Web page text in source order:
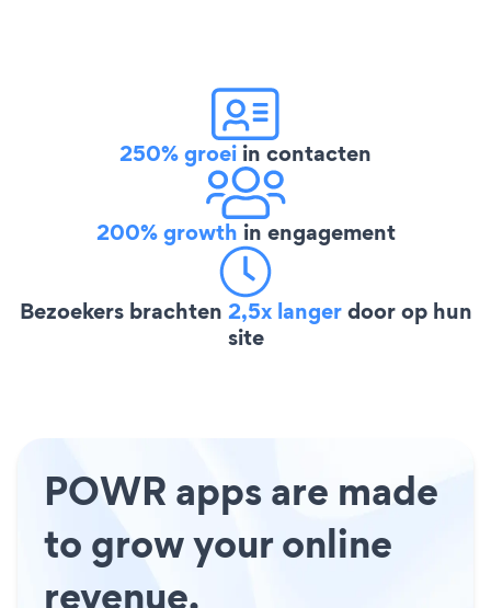
250% groei in contacten
200% growth in engagement
Bezoekers brachten 2,5x langerdoor op hun
site
POWR apps are made
to grow your online
revenue.